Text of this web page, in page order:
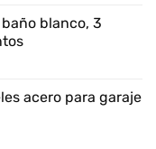
blanco, 3
acero para garaje